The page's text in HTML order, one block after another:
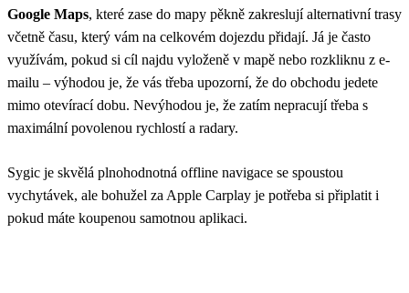
Google Maps, které zase do mapy pěkně zakreslují alternativní trasy
včetně času, který vám na celkovém dojezdu přidají. Já je často
využívám, pokud si cíl najdu vyloženě v mapě nebo rozkliknu z e-
mailu – výhodou je, že vás třeba upozorní, že do obchodu jedete
mimo otevírací dobu. Nevýhodou je, že zatím nepracují třeba s
maximální povolenou rychlostí a radary.
Sygic je skvělá plnohodnotná offline navigace se spoustou
vychytávek, ale bohužel za Apple Carplay je potřeba si připlatit i
pokud máte koupenou samotnou aplikaci.